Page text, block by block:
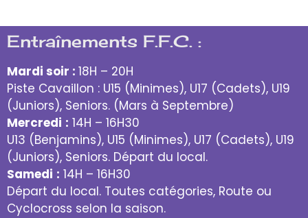
Entraînements F.F.C. :
Mardi soir : 18H – 20H
Piste Cavaillon : U15 (Minimes), U17 (Cadets), U19
(Juniors), Seniors. (Mars à Septembre)
Mercredi : 14H – 16H30
U13 (Benjamins), U15 (Minimes), U17 (Cadets), U19
(Juniors), Seniors. Départ du local.
Samedi : 14H – 16H30
Départ du local. Toutes catégories, Route ou
Cyclocross selon la saison.